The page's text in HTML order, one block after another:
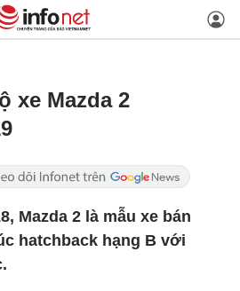
xe Mazda 2
Mazda 2 là mẫu xe bán
hatchback hạng B với